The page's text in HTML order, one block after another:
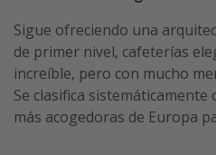
Sigue ofreciendo una
de primer nivel, cafeterías
increíble, pero con mucho
Se clasifica sistemáticamente
más acogedoras de Europa